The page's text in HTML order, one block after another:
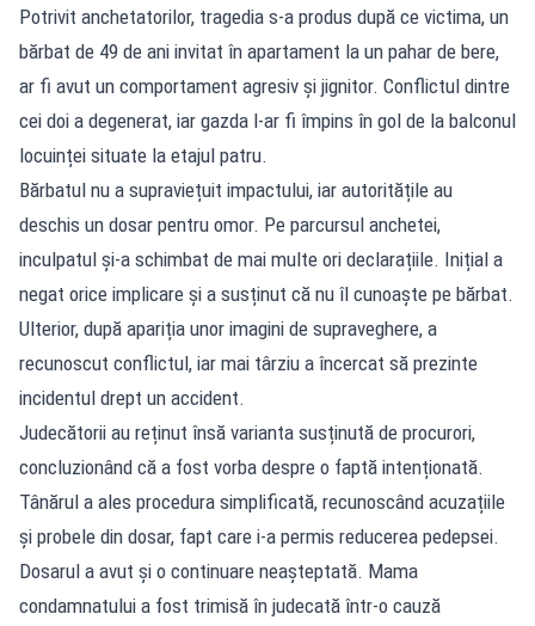
Potrivit anchetatorilor, tragedia s-a produs după ce victima, un
bărbat de 49 de ani invitat în apartament la un pahar de bere,
ar fi avut un comportament agresiv și jignitor. Conflictul dintre
cei doi a degenerat, iar gazda l-ar fi împins în gol de la balconul
locuinței situate la etajul patru.
Bărbatul nu a supraviețuit impactului, iar autoritățile au
deschis un dosar pentru omor. Pe parcursul anchetei,
inculpatul și-a schimbat de mai multe ori declarațiile. Inițial a
negat orice implicare și a susținut că nu îl cunoaște pe bărbat.
Ulterior, după apariția unor imagini de supraveghere, a
recunoscut conflictul, iar mai târziu a încercat să prezinte
incidentul drept un accident.
Judecătorii au reținut însă varianta susținută de procurori,
concluzionând că a fost vorba despre o faptă intenționată.
Tânărul a ales procedura simplificată, recunoscând acuzațiile
și probele din dosar, fapt care i-a permis reducerea pedepsei.
Dosarul a avut și o continuare neașteptată. Mama
condamnatului a fost trimisă în judecată într-o cauză